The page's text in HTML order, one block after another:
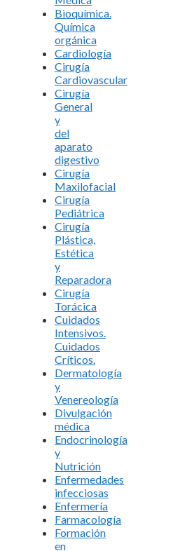
Bioquímica.
Química
orgánica
Cardiología
Cirugía
Cardiovascular
Cirugía
General
y
del
aparato
digestivo
Cirugía
Maxilofacial
Cirugía
Pediátrica
Cirugía
Plástica,
Estética
y
Reparadora
Cirugía
Torácica
Cuidados
Intensivos.
Cuidados
Críticos.
Dermatología
y
Venereología
Divulgación
médica
Endocrinología
y
Nutrición
Enfermedades
infecciosas
Enfermería
Farmacología
Formación
en